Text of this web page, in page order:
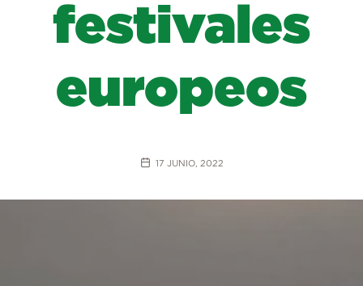
festivales
europeos
17 JUNIO, 2022